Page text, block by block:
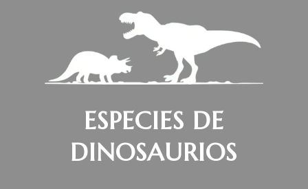
ESPECIES DE
DINOSAURIOS